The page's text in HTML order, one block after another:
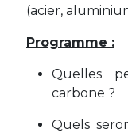
(acier,
Programme :
Quelles
carbone ?
Quels